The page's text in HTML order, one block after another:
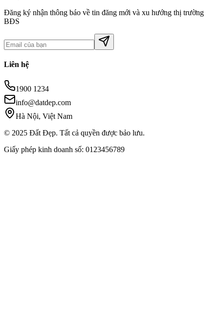
Đăng ký nhận thông báo về tin đăng mới và xu hướng thị trường
BĐS
Liên hệ
1900 1234
info@datdep.com
Hà Nội, Việt Nam
© 2025 Đất Đẹp. Tất cả quyền được bảo lưu.
Giấy phép kinh doanh số: 0123456789